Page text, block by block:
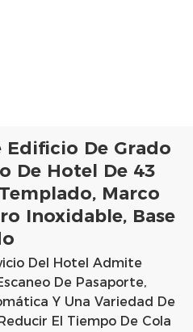
Edificio De Grado
De Hotel De 43
Marco
Inoxidable, Base
Del Hotel Admite
De Pasaporte,
Y Una Variedad De
El Tiempo De Cola